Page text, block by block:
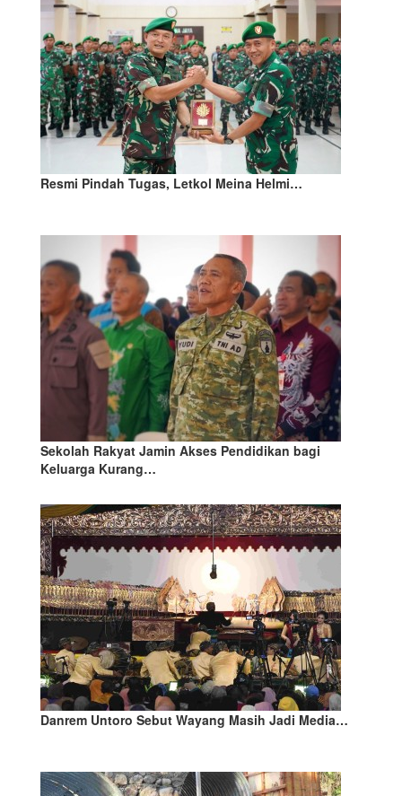
Resmi Pindah Tugas, Letkol Meina Helmi…
Sekolah Rakyat Jamin Akses Pendidikan bagi
Keluarga Kurang…
Danrem Untoro Sebut Wayang Masih Jadi Media…